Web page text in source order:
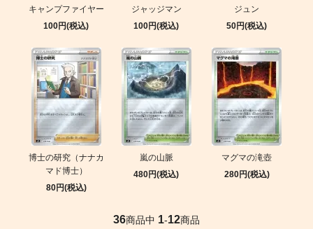
キャンプファイヤー
100円(税込)
ジャッジマン
100円(税込)
ジュン
50円(税込)
博士の研究（ナナカ
マド博士）
80円(税込)
嵐の山脈
480円(税込)
マグマの滝壺
280円(税込)
36商品中 1-12商品